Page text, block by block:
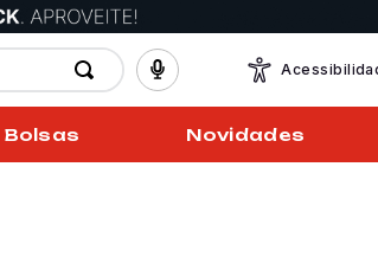
Bolsas Novidades